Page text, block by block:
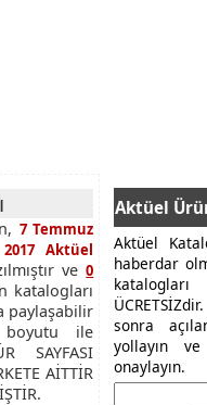
7 Temmuz
Aktüel
ve0
katalogları
paylaşabilir
ile
SAYFASI
AİTTİR
Aktüel
Aktüel
haberdar
sonra
yollayın
onaylayın.